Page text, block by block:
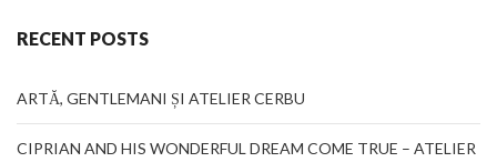
RECENT POSTS
ARTĂ, GENTLEMANI ȘI ATELIER CERBU
CIPRIAN AND HIS WONDERFUL DREAM COME TRUE – ATELIER